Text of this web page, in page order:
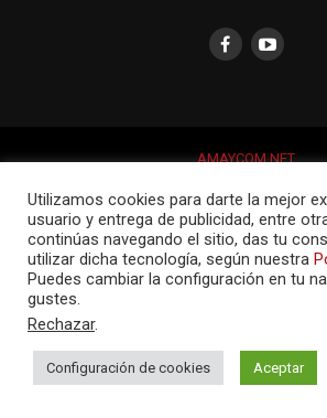
AMAYCOM.NET
Utilizamos cookies para darte la mejor
usuario y entrega de publicidad, entre
continúas navegando el sitio, das tu
utilizar dicha tecnología, según nuestra
Puedes cambiar la configuración en tu
gustes.
Rechazar.
Configuración de cookies Aceptar